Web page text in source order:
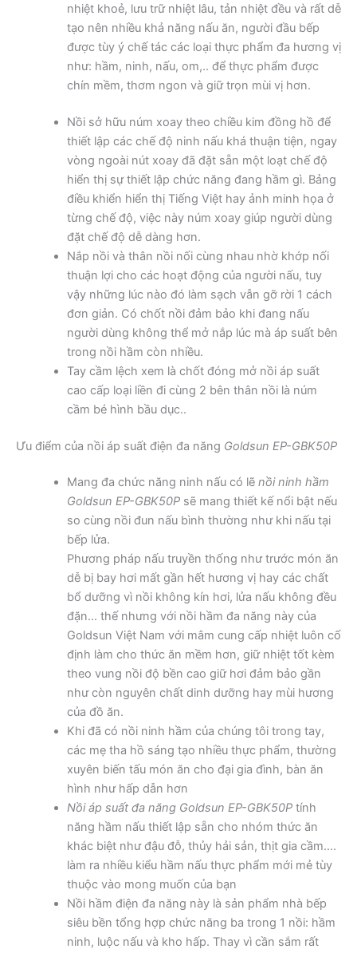
nhiệt khoẻ, lưu trữ nhiệt lâu, tản nhiệt đều và rất dễ
tạo nên nhiều khả năng nấu ăn, người đầu bếp
được tùy ý chế tác các loại thực phẩm đa hương vị
như: hầm, ninh, nấu, om,.. để thực phẩm được
chín mềm, thơm ngon và giữ trọn mùi vị hơn.
Nồi sở hữu núm xoay theo chiều kim đồng hồ để
thiết lập các chế độ ninh nấu khá thuận tiện, ngay
vòng ngoài nút xoay đã đặt sẵn một loạt chế độ
hiển thị sự thiết lập chức năng đang hầm gì. Bảng
điều khiển hiển thị Tiếng Việt hay ảnh minh họa ở
từng chế độ, việc này núm xoay giúp người dùng
đặt chế độ dễ dàng hơn.
Nắp nồi và thân nồi nối cùng nhau nhờ khớp nối
thuận lợi cho các hoạt động của người nấu, tuy
vậy những lúc nào đó làm sạch vẫn gỡ rời 1 cách
đơn giản. Có chốt nồi đảm bảo khi đang nấu
người dùng không thể mở nắp lúc mà áp suất bên
trong nồi hầm còn nhiều.
Tay cầm lệch xem là chốt đóng mở nồi áp suất
cao cấp loại liền đi cùng 2 bên thân nồi là núm
cầm bé hình bầu dục..
Ưu điểm của nồi áp suất điện đa năng Goldsun EP-GBK50P
Mang đa chức năng ninh nấu có lẽ nồi ninh hầm
Goldsun EP-GBK50Psẽ mang thiết kế nổi bật nếu
so cùng nồi đun nấu bình thường như khi nấu tại
bếp lửa.
Phương pháp nấu truyền thống như trước món ăn
dễ bị bay hơi mất gần hết hương vị hay các chất
bổ dưỡng vì nồi không kín hơi, lửa nấu không đều
đặn… thế nhưng với nồi hầm đa năng này của
Goldsun Việt Nam với mâm cung cấp nhiệt luôn cố
định làm cho thức ăn mềm hơn, giữ nhiệt tốt kèm
theo vung nồi độ bền cao giữ hơi đảm bảo gần
như còn nguyên chất dinh dưỡng hay mùi hương
của đồ ăn.
Khi đã có nồi ninh hầm của chúng tôi trong tay,
các mẹ tha hồ sáng tạo nhiều thực phẩm, thường
xuyên biến tấu món ăn cho đại gia đình, bàn ăn
hình như hấp dẫn hơn
Nồi áp suất đa năng Goldsun EP-GBK50Ptính
năng hầm nấu thiết lập sẵn cho nhóm thức ăn
khác biệt như đậu đỗ, thủy hải sản, thịt gia cầm….
làm ra nhiều kiểu hầm nấu thực phẩm mới mẻ tùy
thuộc vào mong muốn của bạn
Nồi hầm điện đa năng này là sản phẩm nhà bếp
siêu bền tổng hợp chức năng ba trong 1 nồi: hầm
ninh, luộc nấu và kho hấp. Thay vì cần sắm rất